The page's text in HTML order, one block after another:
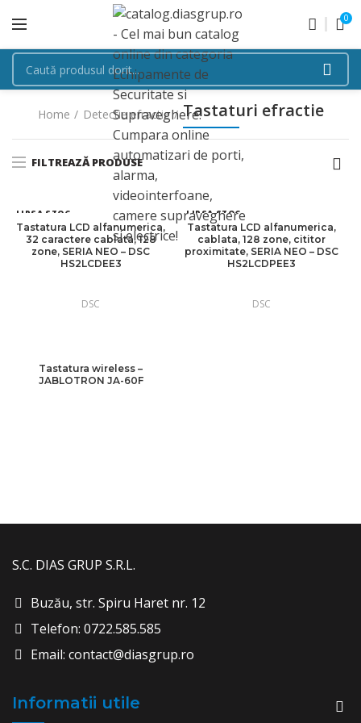
0
Home Detectie efractie Tastaturi efractie
FILTREAZĂ PRODUSE
LIPSA STOC
Tastatura LCD alfanumerica,
32 caractere cablata, 128
zone, SERIA NEO – DSC
HS2LCDEE3
DSC
LIPSA STOC
Tastatura LCD alfanumerica,
cablata, 128 zone, cititor
proximitate, SERIA NEO – DSC
HS2LCDPEE3
DSC
Tastatura wireless –
JABLOTRON JA-60F
S.C. DIAS GRUP S.R.L.
Buzău, str. Spiru Haret nr. 12
Telefon: 0722.585.585
Email: contact@diasgrup.ro
Informatii utile